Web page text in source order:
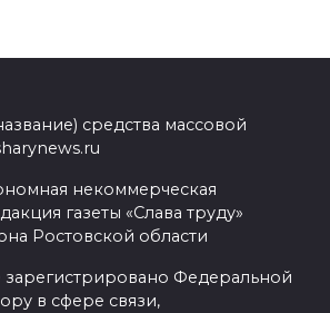
средства массовой
некоммерческая
газеты «Слава труду»
Ростовской области
зарегистрировано Федеральной
в сфере связи,